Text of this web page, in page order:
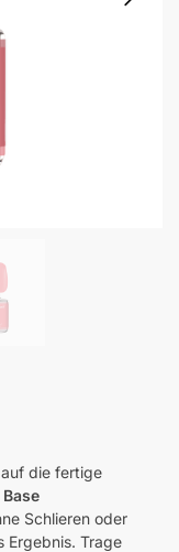
auf die fertige
Base
Schlieren oder
Ergebnis. Trage